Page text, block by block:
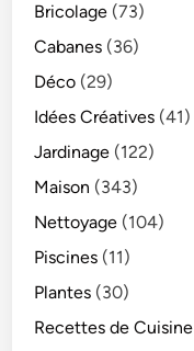
Bricolage (73)
Cabanes (36)
Déco (29)
Idées Créatives (41)
Jardinage (122)
Maison (343)
Nettoyage (104)
Piscines (11)
Plantes (30)
Recettes de Cuisine